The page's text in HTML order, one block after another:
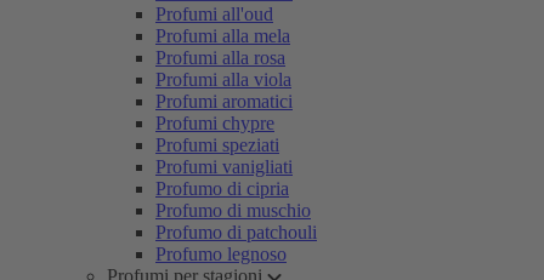
Profumi all'oud
Profumi alla mela
Profumi alla rosa
Profumi alla viola
Profumi aromatici
Profumi chypre
Profumi speziati
Profumi vanigliati
Profumo di cipria
Profumo di muschio
Profumo di patchouli
Profumo legnoso
Profumi per stagioni